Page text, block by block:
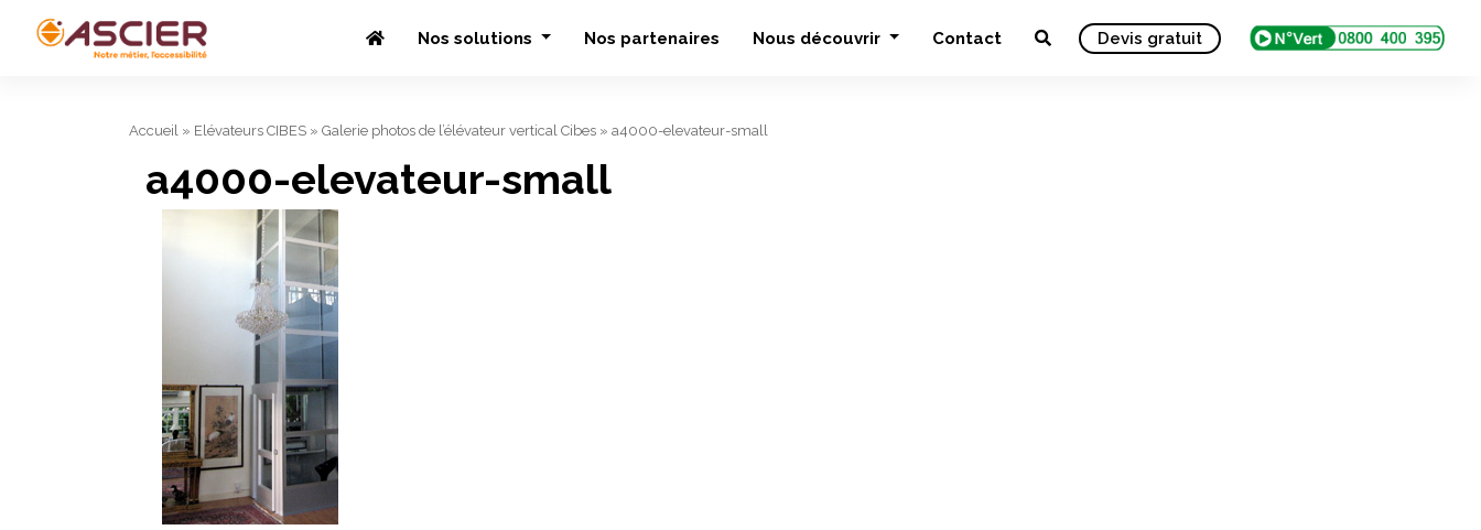
Nos solutions Nos partenaires Nous découvrir Contact Devis gratuit
Accueil » Elévateurs CIBES » Galerie photos de l’élévateur vertical Cibes » a4000-elevateur-small
a4000-elevateur-small